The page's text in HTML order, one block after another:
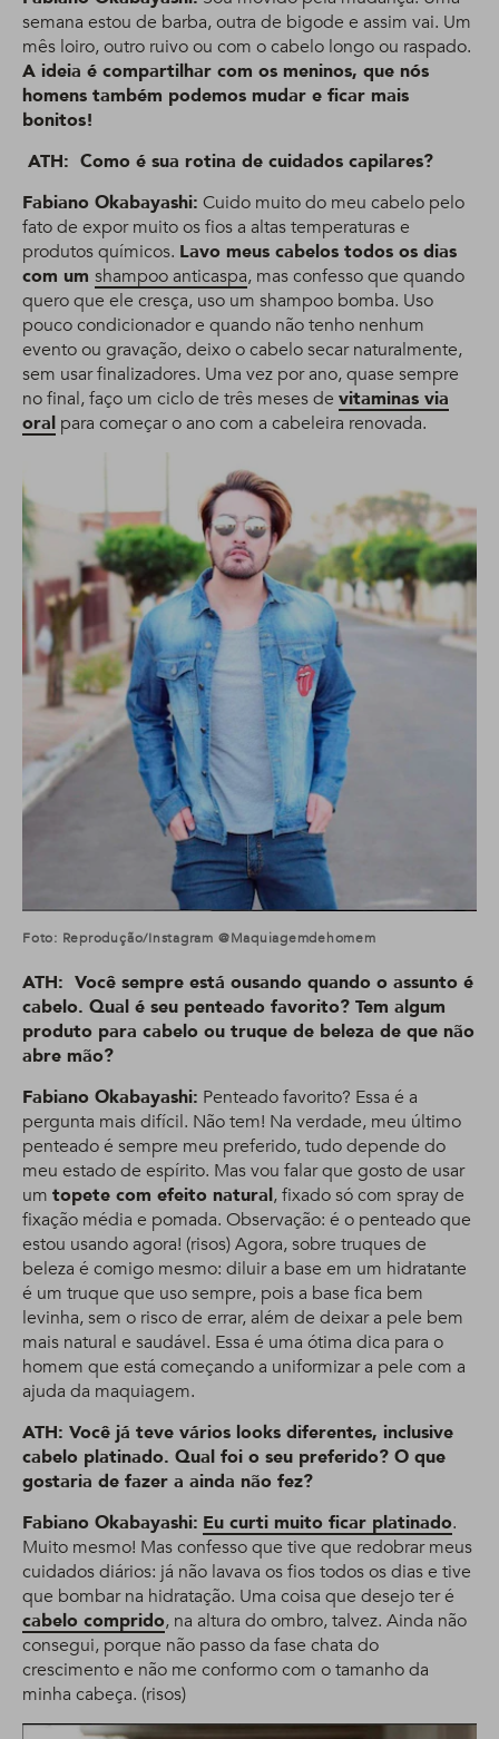
semana estou de barba, outra de bigode e assim vai. Um
mês loiro, outro ruivo ou com o cabelo longo ou raspado.
A ideia é compartilhar com os meninos, que nós
homens também podemos mudar e ficar mais
bonitos!
ATH: Como é sua rotina de cuidados capilares?
Fabiano Okabayashi: Cuido muito do meu cabelo pelo
fato de expor muito os fios a altas temperaturas e
produtos químicos. Lavo meus cabelos todos os dias
com um shampoo anticaspa, mas confesso que quando
quero que ele cresça, uso um shampoo bomba. Uso
pouco condicionador e quando não tenho nenhum
evento ou gravação, deixo o cabelo secar naturalmente,
sem usar finalizadores. Uma vez por ano, quase sempre
no final, faço um ciclo de três meses de vitaminas via
oral para começar o ano com a cabeleira renovada.
Foto: Reprodução/Instagram @maquiagemdehomem
ATH: Você sempre está ousando quando o assunto é
cabelo. Qual é seu penteado favorito? Tem algum
produto para cabelo ou truque de beleza de que não
abre mão?
Fabiano Okabayashi: Penteado favorito? Essa é a
pergunta mais difícil. Não tem! Na verdade, meu último
penteado é sempre meu preferido, tudo depende do
meu estado de espírito. Mas vou falar que gosto de usar
um topete com efeito natural, fixado só com spray de
fixação média e pomada. Observação: é o penteado que
estou usando agora! (risos) Agora, sobre truques de
beleza é comigo mesmo: diluir a base em um hidratante
é um truque que uso sempre, pois a base fica bem
levinha, sem o risco de errar, além de deixar a pele bem
mais natural e saudável. Essa é uma ótima dica para o
homem que está começando a uniformizar a pele com a
ajuda da maquiagem.
ATH: Você já teve vários looks diferentes, inclusive
cabelo platinado. Qual foi o seu preferido? O que
gostaria de fazer a ainda não fez?
Fabiano Okabayashi: Eu curti muito ficar platinado.
Muito mesmo! Mas confesso que tive que redobrar meus
cuidados diários: já não lavava os fios todos os dias e tive
que bombar na hidratação. Uma coisa que desejo ter é
cabelo comprido, na altura do ombro, talvez. Ainda não
consegui, porque não passo da fase chata do
crescimento e não me conformo com o tamanho da
minha cabeça. (risos)